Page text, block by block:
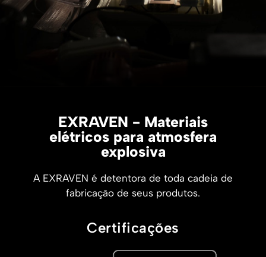
EXRAVEN - Materiais
elétricos para atmosfera
explosiva
A EXRAVEN é detentora de toda cadeia de
fabricação de seus produtos.
Certificações